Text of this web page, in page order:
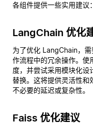
各组件提供一些实用建议：
LangChain 优化
为了优化 LangChain，
作流程中的冗余操作。使
度，并尝试采用模块化设
替换。这将提供灵活性和
不必要的延迟或复杂性。
Faiss 优化建议